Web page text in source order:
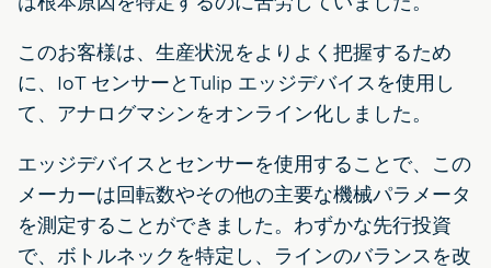
このお客様は、生産状況をよりよく把握するため
に、IoT センサーとTulip エッジデバイスを使用し
て、アナログマシンをオンライン化しました。
エッジデバイスとセンサーを使用することで、この
メーカーは回転数やその他の主要な機械パラメータ
を測定することができました。わずかな先行投資
で、ボトルネックを特定し、ラインのバランスを改